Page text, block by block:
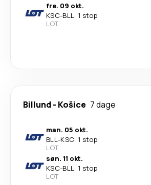
fre. 09 okt.
KSC-BLL· 1 stop
LOT
Billund- Košice 7 dage
man. 05 okt.
BLL-KSC· 1 stop
LOT
søn. 11 okt.
KSC-BLL· 1 stop
LOT